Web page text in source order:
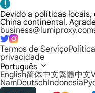
Devido a políticas
China continental.
business@lumiproxy.com
Termos de Serviço
privacidade
Português
English简体中文繁體中文
NamDeutschIndonesia